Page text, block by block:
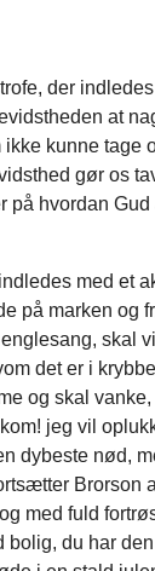
der
at
kunne tage
gør os
på hvordan Gud
med et
på marken og
skal
det er i
og skal
jeg vil
dybeste nød,
Brorson
med fuld
bolig, du har